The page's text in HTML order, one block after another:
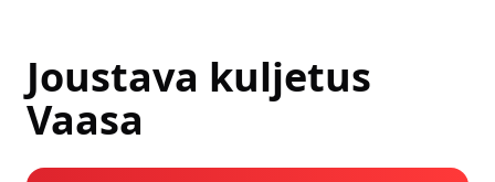
Joustava kuljetus
Vaasa